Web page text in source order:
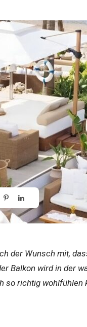
der Wunsch mit,
Balkon wird in der
so richtig wohlfühlen